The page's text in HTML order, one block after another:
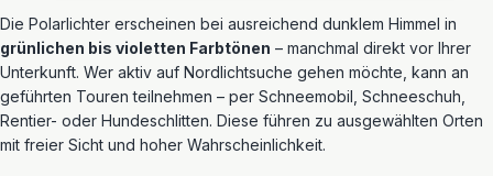
Die Polarlichter erscheinen bei ausreichend dunklem Himmel in
grünlichen bis violetten Farbtönen – manchmal direkt vor Ihrer
Unterkunft. Wer aktiv auf Nordlichtsuche gehen möchte, kann an
geführten Touren teilnehmen – per Schneemobil, Schneeschuh,
Rentier- oder Hundeschlitten. Diese führen zu ausgewählten Orten
mit freier Sicht und hoher Wahrscheinlichkeit.